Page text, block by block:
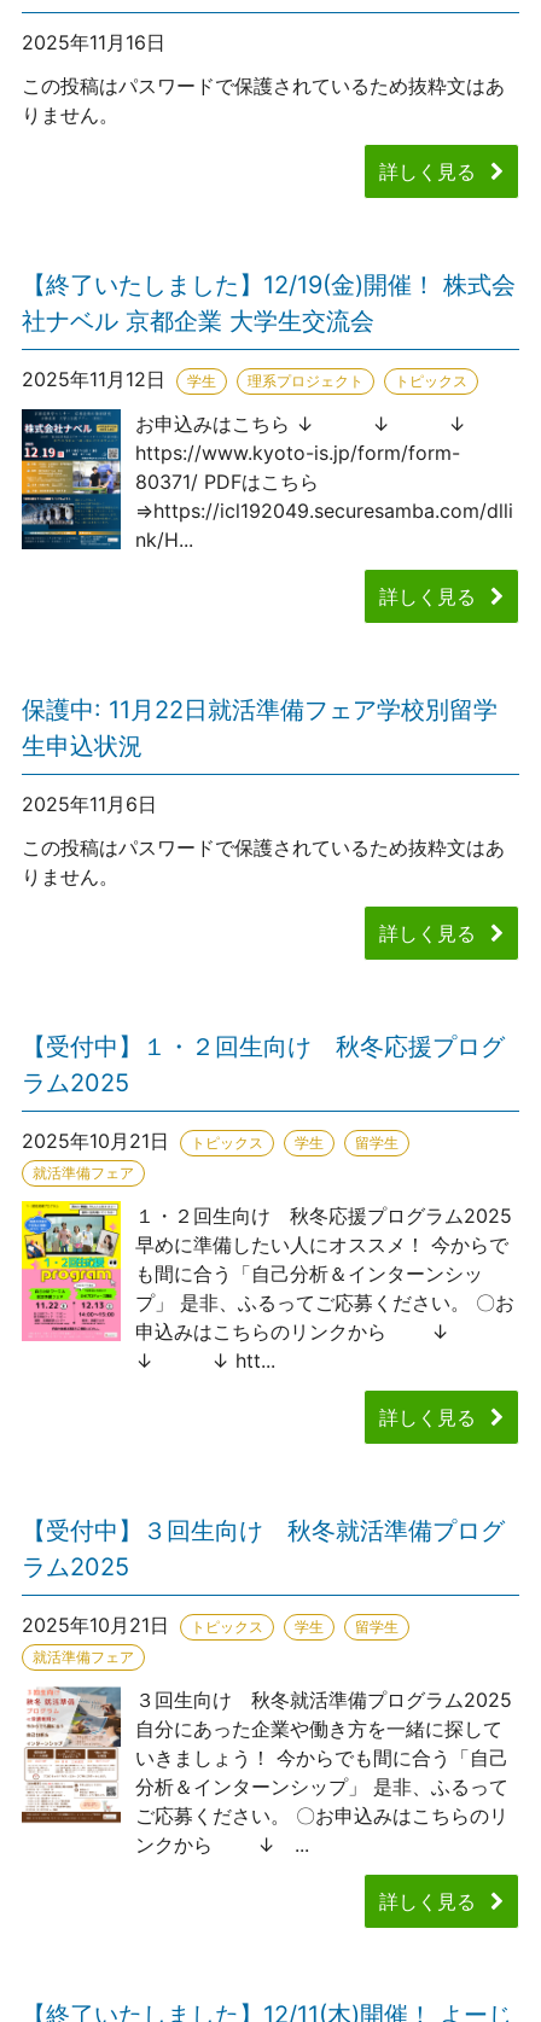
2025年11月16日
この投稿はパスワードで保護されているため抜粋文はあ
りません。
詳しく見る
【終了いたしました】12/19(金)開催！ 株式会
社ナベル 京都企業 大学生交流会
2025年11月12日 学生 理系プロジェクト トピックス
お申込みはこちら ↓ ↓ ↓
https://www.kyoto-is.jp/form/form-
80371/ PDFはこちら
⇒https://icl192049.securesamba.com/dlli
nk/H...
詳しく見る
保護中: 11月22日就活準備フェア学校別留学
生申込状況
2025年11月6日
この投稿はパスワードで保護されているため抜粋文はあ
りません。
詳しく見る
【受付中】１・２回生向け 秋冬応援プログ
ラム2025
2025年10月21日 トピックス 学生
留学生
就活準備フェア
１・２回生向け 秋冬応援プログラム2025
早めに準備したい人にオススメ！ 今からで
も間に合う「自己分析＆インターンシッ
プ」 是非、ふるってご応募ください。 〇お
申込みはこちらのリンクから ↓
↓ ↓ htt...
詳しく見る
【受付中】３回生向け 秋冬就活準備プログ
ラム2025
2025年10月21日 トピックス 学生
留学生
就活準備フェア
３回生向け 秋冬就活準備プログラム2025
自分にあった企業や働き方を一緒に探して
いきましょう！ 今からでも間に合う「自己
分析＆インターンシップ」 是非、ふるって
ご応募ください。 〇お申込みはこちらのリ
ンクから ↓ ...
詳しく見る
【終了いたしました】12/11(木)開催！ よーじ